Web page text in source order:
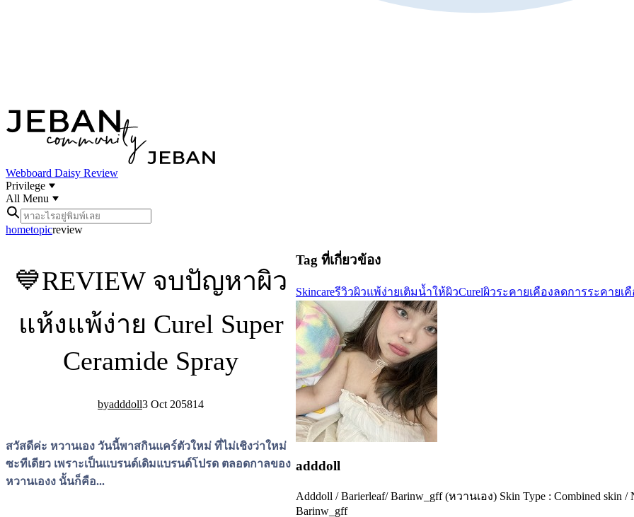
Webboard Daisy Review
Privilege
All Menu
hometopicreview
💙REVIEW จบปัญหาผิว
แห้งแพ้ง่าย Curel Super
Ceramide Spray
adddoll3 Oct 205814
สวัสดีค่ะ หวานเอง วันนี้พาสกินแคร์ตัวใหม่ ที่ไม่เชิงว่าใหม่
ซะทีเดียว เพราะเป็นแบรนด์เดิมแบรนด์โปรด ตลอดกาลของ
หวานเองง นั้นก็คือ...
Tag ที่เกี่ยวข้อง
Skincareรีวิวผิวแพ้ง่ายเติมน้ำให้ผิวCurelผิวระคายเคืองลดการระคายเคื
adddoll
Adddoll / Barierleaf/ Barinw_gff (หวานเอง) Skin Type : Combined skin /
Barinw_gff